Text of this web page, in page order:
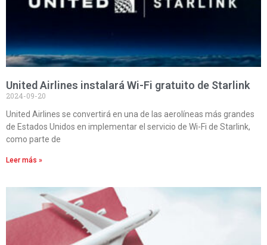
United Airlines instalará Wi-Fi gratuito de Starlink
2024-09-20
United Airlines se convertirá en una de las aerolíneas más grandes
de Estados Unidos en implementar el servicio de Wi-Fi de Starlink,
como parte de
Leer más »